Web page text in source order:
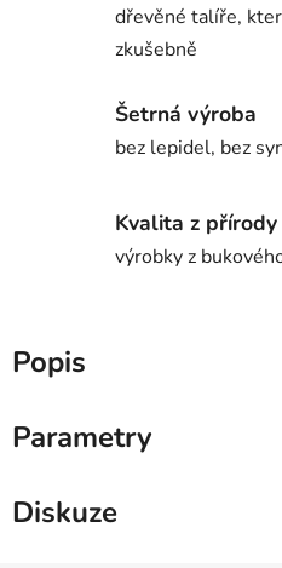
dřevěné talíře,
zkušebně
Šetrná výroba
bez lepidel, bez
Kvalita z přírody
výrobky z
Popis
Parametry
Diskuze